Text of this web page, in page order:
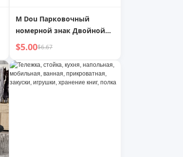
M Dou Парковочный
номерной знак Двойной
номер Может скрываться
Девушки Элегантная
временная карта
$5.00$6.67